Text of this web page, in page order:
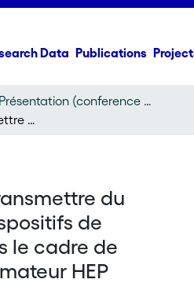
Data Publications
Présentation (conference presentation)
Engendrer et transmettre du savoir: Deux dispositifs de recherche dans le cadre de l’activité de formateur HEP
du
de
le cadre de
HEP